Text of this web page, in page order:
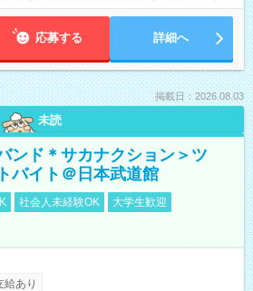
応募する 詳細へ
掲載日：2026.08.03
未読
ンド＊サカナクション＞ツ
バイト＠日本武道館
社会人未経験OK
大学生歓迎
給あり